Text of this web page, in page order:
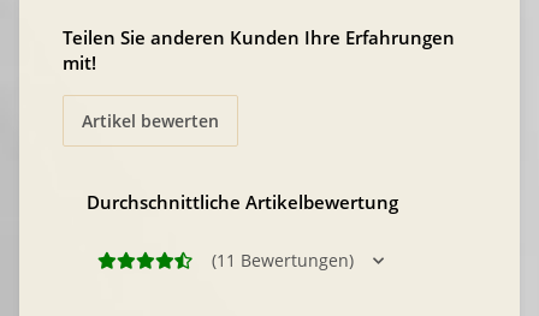
Durchschnittliche Artikelbewertung
(11 Bewertungen)
Teilen Sie anderen Kunden Ihre Erfahrungen
mit!
Artikel bewerten